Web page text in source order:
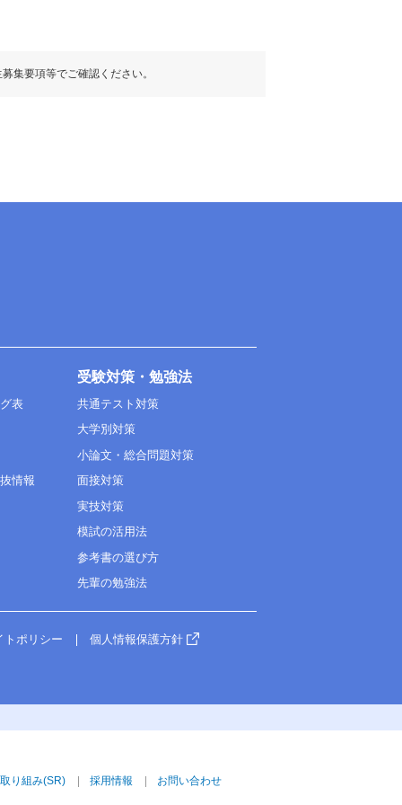
集要項等でご確認ください。
表
情報
受験対策・勉強法
共通テスト対策
大学別対策
小論文・総合問題対策
面接対策
実技対策
模試の活用法
参考書の選び方
先輩の勉強法
トポリシー 個人情報保護方針
り組み(SR) 採用情報 お問い合わせ